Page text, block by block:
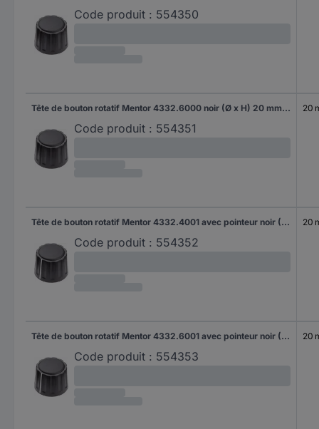
Code produit : 554350
Tête de bouton rotatif Mentor 4332.6000 noir (Ø x H) 20 mm x 15 mm 1 pc(s)
Code produit : 554351
20
Tête de bouton rotatif Mentor 4332.4001 avec pointeur noir (Ø x H) 20 mm x 15 mm 1 pc(s)
Code produit : 554352
20
Tête de bouton rotatif Mentor 4332.6001 avec pointeur noir (Ø x H) 20 mm x 15 mm 1 pc(s)
Code produit : 554353
20